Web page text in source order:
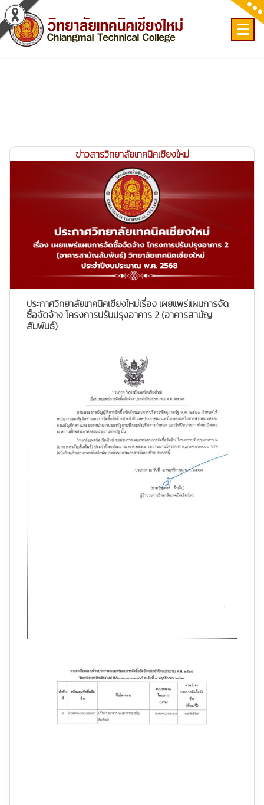
Skip
to
content
ข่าวสารวิทยาลัยเทคนิคเชียงใหม่
ประกาศวิทยาลัยเทคนิคเชียงใหม่เรื่อง เผยแพร่แผนการจัด
ซื้อจัดจ้าง โครงการปรับปรุงอาคาร 2 (อาคารสามัญ
สัมพันธ์)